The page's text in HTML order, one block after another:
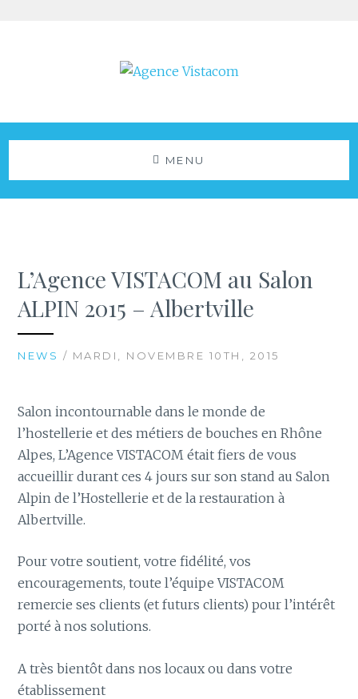
MENU
L’Agence VISTACOM au Salon
ALPIN 2015 – Albertville
NEWS / MARDI, NOVEMBRE 10TH, 2015
Salon incontournable dans le monde de
l’hostellerie et des métiers de bouches en Rhône
Alpes, L’Agence VISTACOM était fiers de vous
accueillir durant ces 4 jours sur son stand au Salon
Alpin de l’Hostellerie et de la restauration à
Albertville.
Pour votre soutient, votre fidélité, vos
encouragements, toute l’équipe VISTACOM
remercie ses clients (et futurs clients) pour l’intérêt
porté à nos solutions.
A très bientôt dans nos locaux ou dans votre
établissement